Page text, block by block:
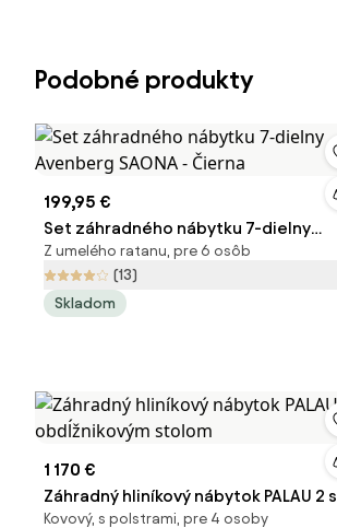
Podobné produkty
199,95 €
Set záhradného nábytku 7-dielny
Avenberg SAONA - Čierna
Z umelého ratanu, pre 6 osôb
(13)
Skladom
1 170 €
Záhradný hliníkový nábytok PALAU 2 s
obdĺžnikovým stolom
Kovový, s polstrami, pre 4 osoby